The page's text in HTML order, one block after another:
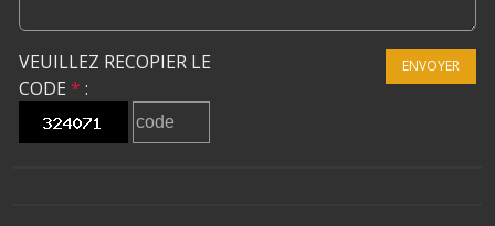
VEUILLEZ RECOPIER LE
CODE * :
ENVOYER